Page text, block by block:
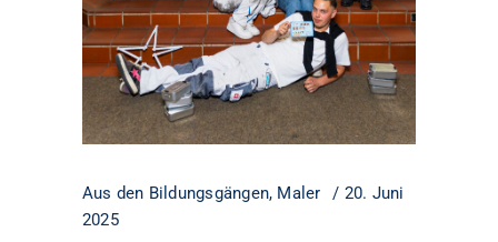
Aus den Bildungsgängen, Maler
20. Juni
2025